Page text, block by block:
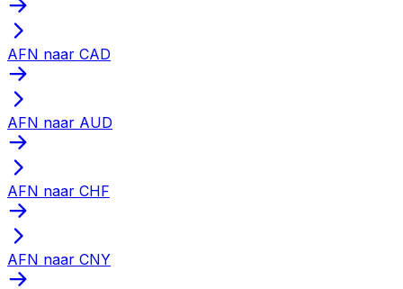
AFN naar CAD
AFN naar AUD
AFN naar CHF
AFN naar CNY